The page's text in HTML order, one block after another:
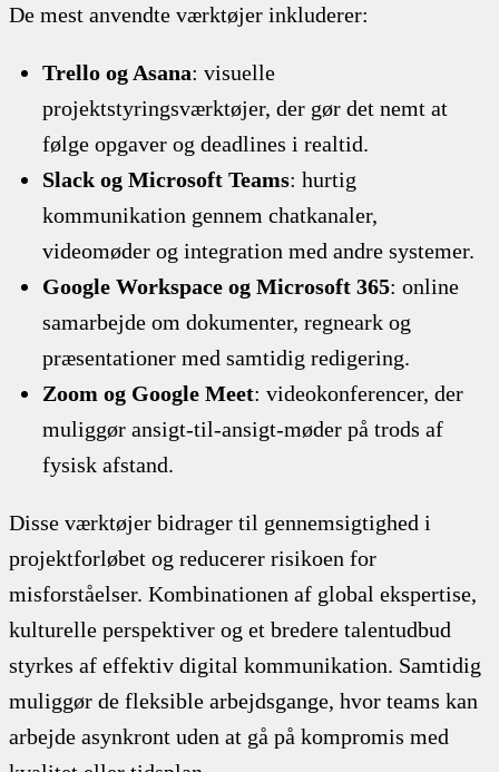
De mest anvendte værktøjer inkluderer:
Trello og Asana: visuelle
projektstyringsværktøjer, der gør det nemt at
følge opgaver og deadlines i realtid.
Slack og Microsoft Teams: hurtig
kommunikation gennem chatkanaler,
videomøder og integration med andre systemer.
Google Workspace og Microsoft 365: online
samarbejde om dokumenter, regneark og
præsentationer med samtidig redigering.
Zoom og Google Meet: videokonferencer, der
muliggør ansigt-til-ansigt-møder på trods af
fysisk afstand.
Disse værktøjer bidrager til gennemsigtighed i
projektforløbet og reducerer risikoen for
misforståelser. Kombinationen af global ekspertise,
kulturelle perspektiver og et bredere talentudbud
styrkes af effektiv digital kommunikation. Samtidig
muliggør de fleksible arbejdsgange, hvor teams kan
arbejde asynkront uden at gå på kompromis med